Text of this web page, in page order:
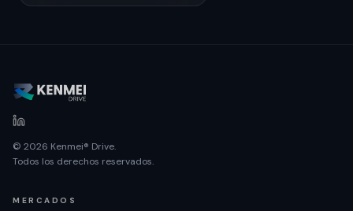
© 2026 Kenmei® Drive.
Todos los derechos reservados.
MERCADOS